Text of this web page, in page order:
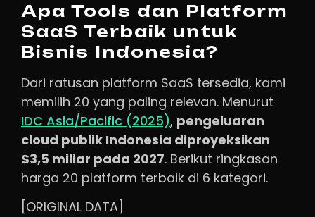
Apa Tools dan Platform
SaaS Terbaik untuk
Bisnis Indonesia?
Dari ratusan platform SaaS tersedia, kami
memilih 20 yang paling relevan. Menurut
IDC Asia/Pacific (2025), pengeluaran
cloud publik Indonesia diproyeksikan
$3,5 miliar pada 2027. Berikut ringkasan
harga 20 platform terbaik di 6 kategori.
[ORIGINAL DATA]